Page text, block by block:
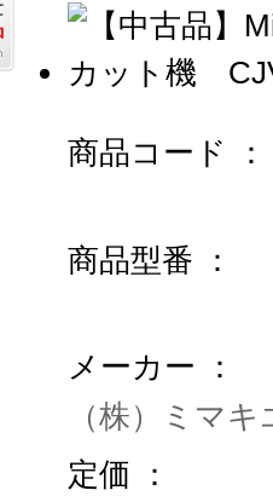
商品コード ：
商品型番 ：
メーカー ：
（株）ミマ
定価 ：